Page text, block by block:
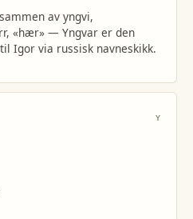
av yngvi,
«hær» — Yngvar er den
Igor via russisk navneskikk.
Y